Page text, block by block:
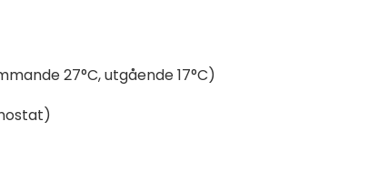
27°C, utgående 17°C)